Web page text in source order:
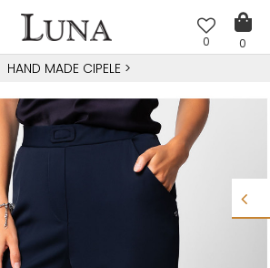
0
0
HAND MADE CIPELE >